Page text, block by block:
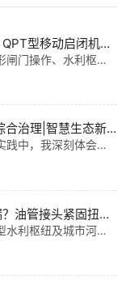
型移动启闭机与
闸门操作、水利枢纽
QPT型移动启闭机
偏差引发的运行卡阻
是现场管理的**。
合治理|智慧生态新
践中，我深刻体会
综合治理不仅是技术
洪安全的“双轮驱
、快速启闭、适应复
小流域治理的“新
油管接头紧固扭矩
水利枢纽及城市河道
导致挡水失效。基
油管接头紧固扭矩
可确保灌溉区挡水稳